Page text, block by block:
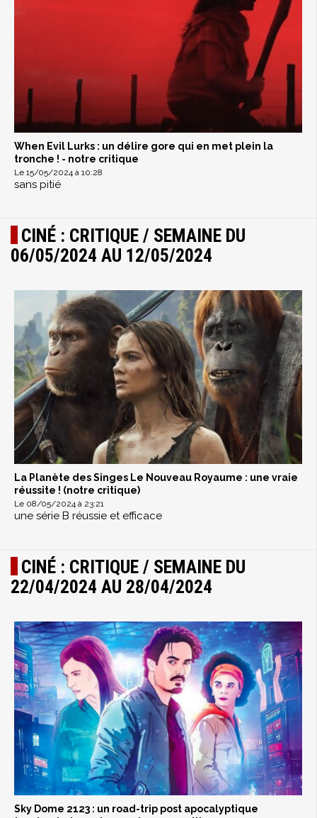
When Evil Lurks : un délire gore qui en met plein la
tronche ! - notre critique
Le 15/05/2024 à 10:28
sans pitié
CINÉ : CRITIQUE / SEMAINE DU
06/05/2024 AU 12/05/2024
La Planète des Singes Le Nouveau Royaume : une vraie
réussite ! (notre critique)
Le 08/05/2024 à 23:21
une série B réussie et efficace
CINÉ : CRITIQUE / SEMAINE DU
22/04/2024 AU 28/04/2024
Sky Dome 2123 : un road-trip post apocalyptique